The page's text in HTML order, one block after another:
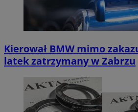
Kierował BMW mimo
latek zatrzymany w Zabrzu